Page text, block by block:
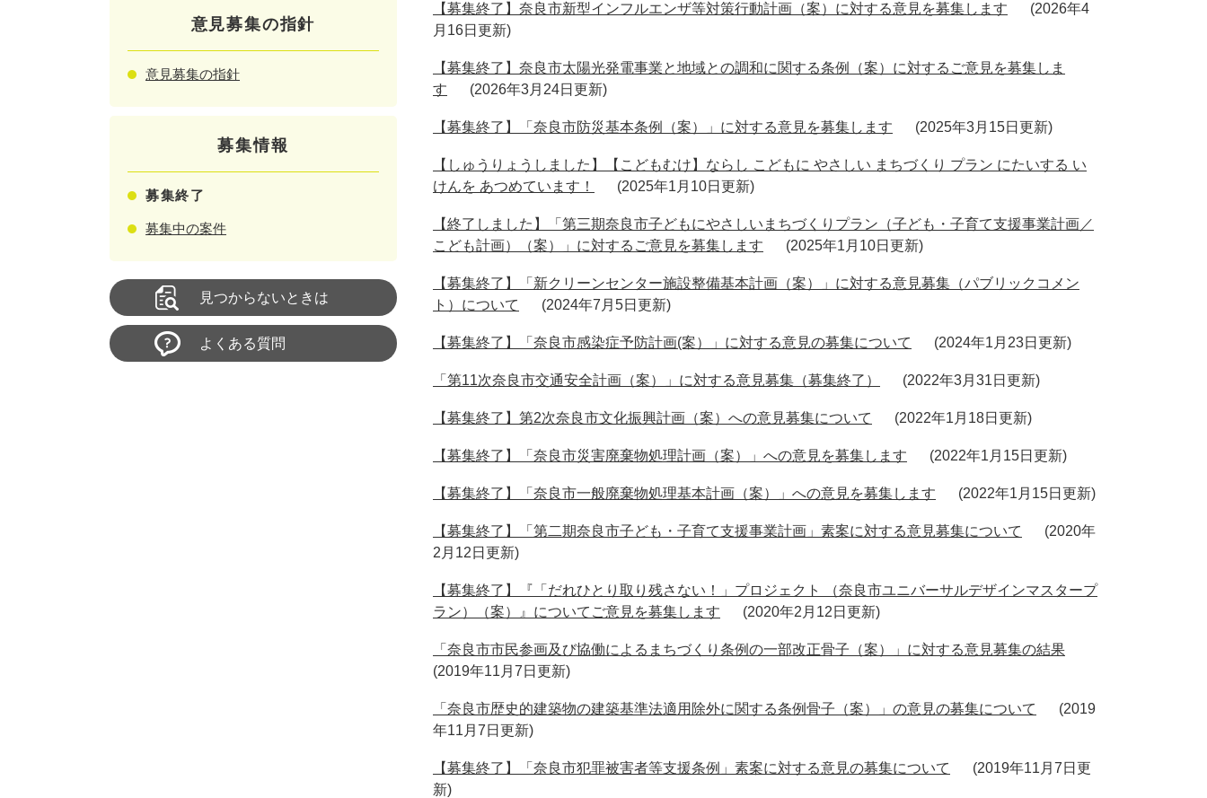
【募集終了】奈良市新型インフルエンザ等対策行動計画（案）に対する意見を募集します
2026年4
月16日更新
【募集終了】奈良市太陽光発電事業と地域との調和に関する条例（案）に対するご意見を募集しま
す
2026年3月24日更新
【募集終了】「奈良市防災基本条例（案）」に対する意見を募集します 2025年3月15日更新
【しゅうりょうしました】【こどもむけ】ならし こどもに やさしい まちづくり プラン にたいする い
けんを あつめています！
2025年1月10日更新
【終了しました】「第三期奈良市子どもにやさしいまちづくりプラン（子ども・子育て支援事業計画／
こども計画）（案）」に対するご意見を募集します
2025年1月10日更新
【募集終了】「新クリーンセンター施設整備基本計画（案）」に対する意見募集（パブリックコメン
ト）について
2024年7月5日更新
【募集終了】「奈良市感染症予防計画(案）」に対する意見の募集について 2024年1月23日更新
「第11次奈良市交通安全計画（案）」に対する意見募集（募集終了） 2022年3月31日更新
【募集終了】第2次奈良市文化振興計画（案）への意見募集について 2022年1月18日更新
【募集終了】「奈良市災害廃棄物処理計画（案）」への意見を募集します 2022年1月15日更新
【募集終了】「奈良市一般廃棄物処理基本計画（案）」への意見を募集します 2022年1月15日更新
【募集終了】「第二期奈良市子ども・子育て支援事業計画」素案に対する意見募集について
2020年
2月12日更新
【募集終了】『「だれひとり取り残さない！」プロジェクト （奈良市ユニバーサルデザインマスタープ
ラン）（案）』についてご意見を募集します
2020年2月12日更新
「奈良市市民参画及び協働によるまちづくり条例の一部改正骨子（案）」に対する意見募集の結果
2019年11月7日更新
「奈良市歴史的建築物の建築基準法適用除外に関する条例骨子（案）」の意見の募集について
2019
年11月7日更新
【募集終了】「奈良市犯罪被害者等支援条例」素案に対する意見の募集について
2019年11月7日更
新
意見募集の指針
意見募集の指針
募集情報
募集終了
募集中の案件
見つからないときは
よくある質問